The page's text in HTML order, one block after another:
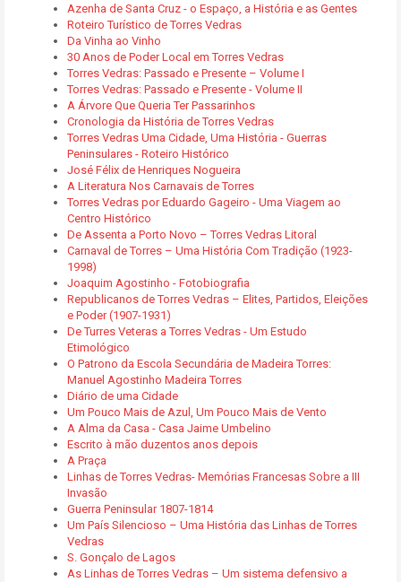
Azenha de Santa Cruz - o Espaço, a História e as Gentes
Roteiro Turístico de Torres Vedras
Da Vinha ao Vinho
30 Anos de Poder Local em Torres Vedras
Torres Vedras: Passado e Presente – Volume I
Torres Vedras: Passado e Presente - Volume II
A Árvore Que Queria Ter Passarinhos
Cronologia da História de Torres Vedras
Torres Vedras Uma Cidade, Uma História - Guerras
Peninsulares - Roteiro Histórico
José Félix de Henriques Nogueira
A Literatura Nos Carnavais de Torres
Torres Vedras por Eduardo Gageiro - Uma Viagem ao
Centro Histórico
De Assenta a Porto Novo – Torres Vedras Litoral
Carnaval de Torres – Uma História Com Tradição (1923-
1998)
Joaquim Agostinho - Fotobiografia
Republicanos de Torres Vedras – Elites, Partidos, Eleições
e Poder (1907-1931)
De Turres Veteras a Torres Vedras - Um Estudo
Etimológico
O Patrono da Escola Secundária de Madeira Torres:
Manuel Agostinho Madeira Torres
Diário de uma Cidade
Um Pouco Mais de Azul, Um Pouco Mais de Vento
A Alma da Casa - Casa Jaime Umbelino
Escrito à mão duzentos anos depois
A Praça
Linhas de Torres Vedras- Memórias Francesas Sobre a III
Invasão
Guerra Peninsular 1807-1814
Um País Silencioso – Uma História das Linhas de Torres
Vedras
S. Gonçalo de Lagos
As Linhas de Torres Vedras – Um sistema defensivo a